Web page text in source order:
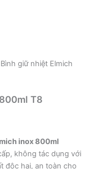
giữ nhiệt Elmich
T8
inox 800ml
không tác dụng với
độc hại, an toàn cho